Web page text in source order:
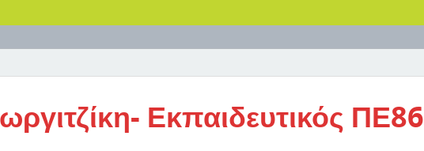
Εκπαιδευτικός ΠΕ86